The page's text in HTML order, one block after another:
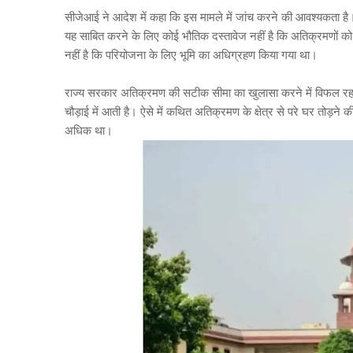
सीजेआई ने आदेश में कहा कि इस मामले में जांच करने की आवश्यकता है।
यह साबित करने के लिए कोई भौतिक दस्तावेज नहीं है कि अतिक्रमणों
नहीं है कि परियोजना के लिए भूमि का अधिग्रहण किया गया था।
राज्य सरकार अतिक्रमण की सटीक सीमा का खुलासा करने में विफल रहा
चौड़ाई में आती है। ऐसे में कथित अतिक्रमण के क्षेत्र से परे घर तोड़ने की
अधिक था।